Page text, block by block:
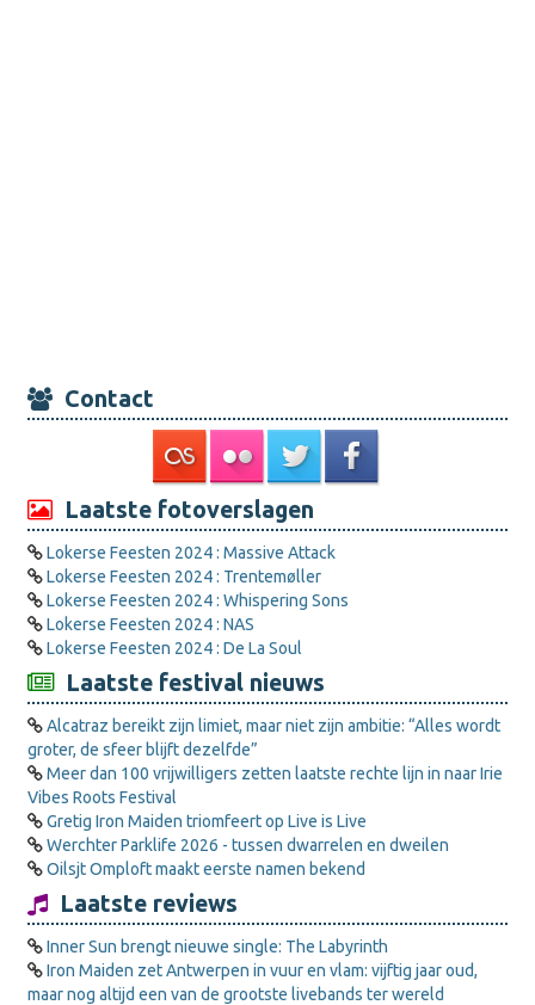
Contact
Laatste fotoverslagen
Lokerse Feesten 2024 : Massive Attack
Lokerse Feesten 2024 : Trentemøller
Lokerse Feesten 2024 : Whispering Sons
Lokerse Feesten 2024 : NAS
Lokerse Feesten 2024 : De La Soul
Laatste festival nieuws
Alcatraz bereikt zijn limiet, maar niet zijn ambitie: “Alles wordt
groter, de sfeer blijft dezelfde”
Meer dan 100 vrijwilligers zetten laatste rechte lijn in naar Irie
Vibes Roots Festival
Gretig Iron Maiden triomfeert op Live is Live
Werchter Parklife 2026 - tussen dwarrelen en dweilen
Oilsjt Omploft maakt eerste namen bekend
Laatste reviews
Inner Sun brengt nieuwe single: The Labyrinth
Iron Maiden zet Antwerpen in vuur en vlam: vijftig jaar oud,
maar nog altijd een van de grootste livebands ter wereld